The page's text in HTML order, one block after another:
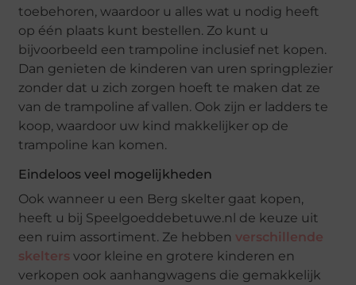
toebehoren, waardoor u alles wat u nodig heeft
op één plaats kunt bestellen. Zo kunt u
bijvoorbeeld een trampoline inclusief net kopen.
Dan genieten de kinderen van uren springplezier
zonder dat u zich zorgen hoeft te maken dat ze
van de trampoline af vallen. Ook zijn er ladders te
koop, waardoor uw kind makkelijker op de
trampoline kan komen.
Eindeloos veel mogelijkheden
Ook wanneer u een Berg skelter gaat kopen,
heeft u bij Speelgoeddebetuwe.nl de keuze uit
een ruim assortiment. Ze hebben verschillende
skelters voor kleine en grotere kinderen en
verkopen ook aanhangwagens die gemakkelijk